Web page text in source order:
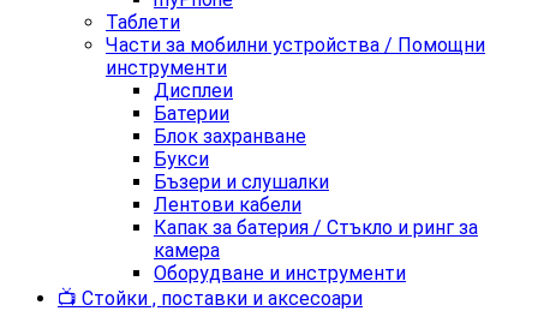
Таблети
Части за мобилни устройства / Помощни
инструменти
Дисплеи
Батерии
Блок захранване
Букси
Бъзери и слушалки
Лентови кабели
Капак за батерия / Стъкло и ринг за
камера
Оборудване и инструменти
📺 Стойки , поставки и аксесоари